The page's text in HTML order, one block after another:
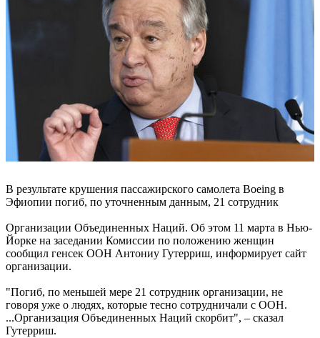
В результате крушения пассажирского самолета Boeing в
Эфиопии погиб, по уточненным данным, 21 сотрудник
Организации Объединенных Наций. Об этом 11 марта в Нью-
Йорке на заседании Комиссии по положению женщин
сообщил генсек ООН Антониу Гутерриш, информирует сайт
организации.
"Погиб, по меньшей мере 21 сотрудник организации, не
говоря уже о людях, которые тесно сотрудничали с ООН.
...Организация Объединенных Наций скорбит", – сказал
Гутерриш.